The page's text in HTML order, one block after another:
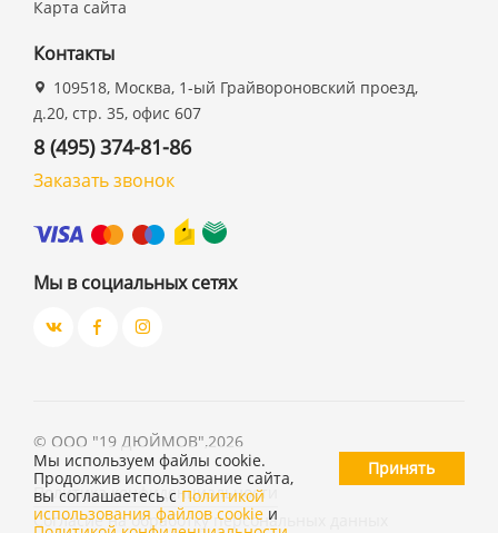
Карта сайта
Контакты
109518, Москва, 1-ый Грайвороновский проезд,
д.20, стр. 35, офис 607
8 (495) 374-81-86
Заказать звонок
Мы в социальных сетях
© ООО "19 ДЮЙМОВ",2026
Политика конфиденциальности
Согласие на обработку персональных данных
Мы используем файлы cookie.
Продолжив использование сайта,
вы соглашаетесь с Политикой
использования файлов cookie и
Принять